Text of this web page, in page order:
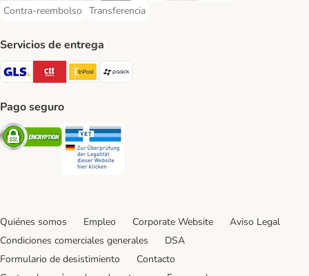
Contra-reembolso
Contra-reembolso Payment Method
Transferencia
Transferencia Payment Method
Servicios de entrega
GLS Shipping Method
CTTExpress Shipping Method
InPost Shipping Method
Pago seguro
Security
Quiénes somos Empleo Corporate Website
Aviso Legal
Condiciones comerciales generales
DSA
Formulario de desistimiento
Contacto